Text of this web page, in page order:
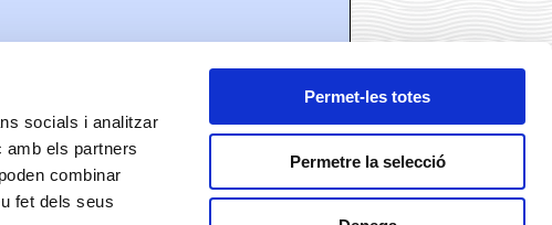
socials i analitzar
amb els partners
combinar
fet dels seus
Permet-les totes
Permetre la selecció